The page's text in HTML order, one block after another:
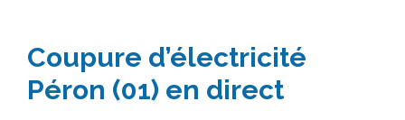
Coupure d’électricité
Péron (01) en direct